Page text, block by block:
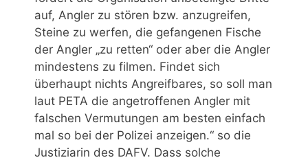
auf, Angler zu stören bzw. anzugreifen,
Steine zu werfen, die gefangenen Fische
der Angler „zu retten“ oder aber die Angler
mindestens zu filmen. Findet sich
überhaupt nichts Angreifbares, so soll man
laut PETA die angetroffenen Angler mit
falschen Vermutungen am besten einfach
mal so bei der Polizei anzeigen.“ so die
Justiziarin des DAFV. Dass solche